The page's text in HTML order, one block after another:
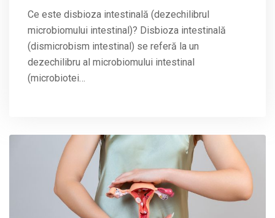
Ce este disbioza intestinală (dezechilibrul
microbiomului intestinal)? Disbioza intestinală
(dismicrobism intestinal) se referă la un
dezechilibru al microbiomului intestinal
(microbiotei…